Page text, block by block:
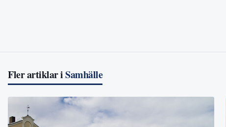
Fler artiklar iSamhälle